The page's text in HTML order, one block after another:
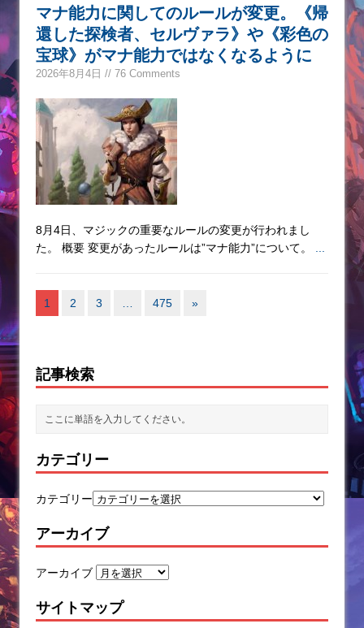
マナ能力に関してのルールが変更。《帰
還した探検者、セルヴァラ》や《彩色の
宝球》がマナ能力ではなくなるように
2026年8月4日 // 76 Comments
8月4日、マジックの重要なルールの変更が行われまし
た。 概要 変更があったルールは”マナ能力”について。
1 2 3 475 »
記事検索
カテゴリー
カテゴリー
アーカイブ
アーカイブ
サイトマップ